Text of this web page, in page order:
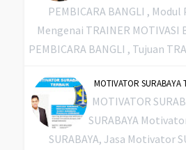
PEMBICARA BANGLI ,
Mengenai TRAINER MOTIVASI
PEMBICARA BANGLI , Tujuan
MOTIVATOR SURABAYA
MOTIVATOR
SURABAYA
SURABAYA, Jasa Motivator